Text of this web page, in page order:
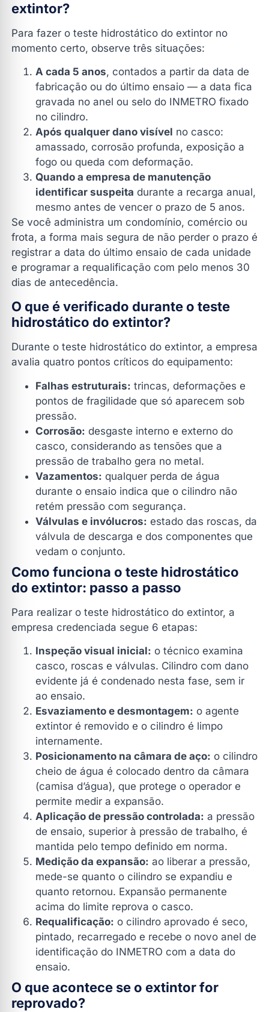
extintor?
Para fazer o teste hidrostático do extintor no
momento certo, observe três situações:
A cada 5 anos, contados a partir da data de
fabricação ou do último ensaio — a data fica
gravada no anel ou selo do INMETRO fixado
no cilindro.
Após qualquer dano visível no casco:
amassado, corrosão profunda, exposição a
fogo ou queda com deformação.
Quando a empresa de manutenção
identificar suspeita durante a recarga anual,
mesmo antes de vencer o prazo de 5 anos.
Se você administra um condomínio, comércio ou
frota, a forma mais segura de não perder o prazo é
registrar a data do último ensaio de cada unidade
e programar a requalificação com pelo menos 30
dias de antecedência.
O que é verificado durante o teste
hidrostático do extintor?
Durante o teste hidrostático do extintor, a empresa
avalia quatro pontos críticos do equipamento:
Falhas estruturais: trincas, deformações e
pontos de fragilidade que só aparecem sob
pressão.
Corrosão: desgaste interno e externo do
casco, considerando as tensões que a
pressão de trabalho gera no metal.
Vazamentos: qualquer perda de água
durante o ensaio indica que o cilindro não
retém pressão com segurança.
Válvulas e invólucros: estado das roscas, da
válvula de descarga e dos componentes que
vedam o conjunto.
Como funciona o teste hidrostático
do extintor: passo a passo
Para realizar o teste hidrostático do extintor, a
empresa credenciada segue 6 etapas:
Inspeção visual inicial: o técnico examina
casco, roscas e válvulas. Cilindro com dano
evidente já é condenado nesta fase, sem ir
ao ensaio.
Esvaziamento e desmontagem: o agente
extintor é removido e o cilindro é limpo
internamente.
Posicionamento na câmara de aço: o cilindro
cheio de água é colocado dentro da câmara
(camisa d’água), que protege o operador e
permite medir a expansão.
Aplicação de pressão controlada: a pressão
de ensaio, superior à pressão de trabalho, é
mantida pelo tempo definido em norma.
Medição da expansão: ao liberar a pressão,
mede-se quanto o cilindro se expandiu e
quanto retornou. Expansão permanente
acima do limite reprova o casco.
Requalificação: o cilindro aprovado é seco,
pintado, recarregado e recebe o novo anel de
identificação do INMETRO com a data do
ensaio.
O que acontece se o extintor for
reprovado?